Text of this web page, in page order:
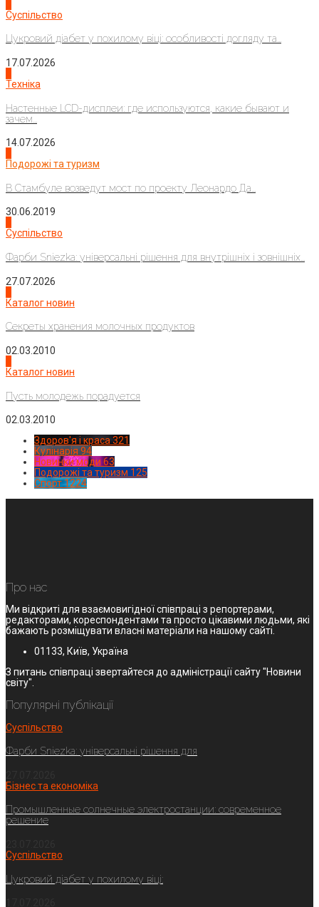
Суспільство
Цукровий діабет у похилому віці: особливості догляду та...
17.07.2026
Техніка
Настенные LCD-дисплеи: где используются, какие бывают и
зачем...
14.07.2026
Подорожі та туризм
В Стамбуле возведут мост по проекту Леонардо Да...
30.06.2019
Суспільство
Фарби Sniezka: універсальні рішення для внутрішніх і зовнішніх...
27.07.2026
Каталог новин
Секреты хранения молочных продуктов
02.03.2010
Каталог новин
Пусть молодежь порадуется
02.03.2010
Здоров'я і краса 321
Кулінарія 94
Новинки моди 63
Подорожі та туризм 125
Спорт1224
Про нас
Ми відкриті для взаємовигідної співпраці з репортерами,
редакторами, кореспондентами та просто цікавими людьми, які
бажають розміщувати власні матеріали на нашому сайті.
01133, Київ, Україна
З питань співпраці звертайтеся до адміністрації сайту "Новини
світу".
Популярні публікації
Суспільство
Фарби Sniezka: універсальні рішення для
Бізнес та економіка
Промышленные солнечные электростанции: современное
решение
Суспільство
Цукровий діабет у похилому віці: